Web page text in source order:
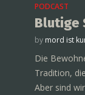
PODCAST
Blutige
by mord ist
Die
Tradition,
Aber sind